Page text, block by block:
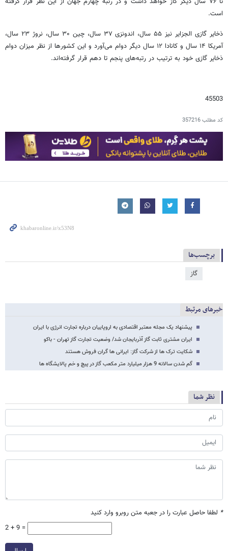
است.
ذخایر گازی الجزایر نیز ۵۵ سال، اندونزی ۳۷ سال، چین ۳۰ سال، نروژ ۲۳ سال،
آمریکا ۱۴ سال و کانادا ۱۲ سال دیگر دوام می‌آورد و این کشورها از نظر میزان دوام
ذخایر گازی خود به ترتیب در رتبه‌های پنجم تا دهم قرار گرفته‌اند.
45503
کد مطلب357216
برچسب‌ها
گاز
خبرهای مرتبط
پیشنهاد یک مجله معتبر اقتصادی به اروپاییان درباره تجارت انرژی با ایران
ایران مشتری ثابت گاز آذربایجان شد/ وضعیت تجارت گاز تهران - باکو
شکایت ترک ها از شرکت گاز: ایرانی ها گران فروش هستند
گم شدن سالانه 9 هزار میلیارد متر مکعب گاز در پیچ و خم پالایشگاه ها
نظر شما
* لطفا حاصل عبارت را در جعبه متن روبرو وارد کنید
2 + 9 =